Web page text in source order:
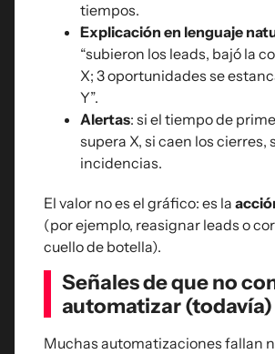
tiempos.
Explicación en lenguaje
“subieron los leads, bajó la
X; 3 oportunidades se
Y”.
Alertas: si el tiempo de
supera X, si caen los cierres,
incidencias.
El valor no es el gráfico: es la
(por ejemplo, reasignar leads o
cuello de botella).
Señales de que no
automatizar (todavía)
Muchas automatizaciones fallan